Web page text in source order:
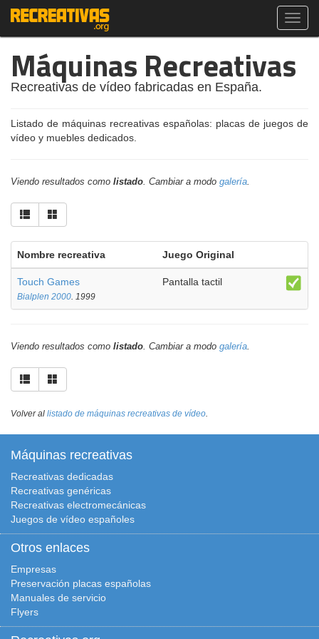
Máquinas Recreativas
Recreativas de vídeo fabricadas en España.
Listado de máquinas recreativas españolas: placas de juegos de
vídeo y muebles dedicados.
Viendo resultados como listado. Cambiar a modo galería.
Nombre recreativa Juego Original
Touch Games
Bialplen 2000. 1999
Pantalla tactil
Viendo resultados como listado. Cambiar a modo galería.
Volver al listado de máquinas recreativas de vídeo.
Máquinas recreativas
Recreativas dedicadas
Recreativas genéricas
Recreativas electromecánicas
Juegos de vídeo españoles
Otros enlaces
Empresas
Preservación placas españolas
Manuales de servicio
Flyers